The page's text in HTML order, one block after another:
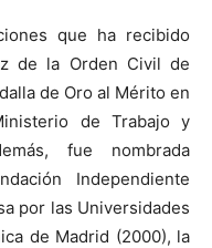
que ha recibido
de la Orden Civil de
de Oro al Mérito en
de Trabajo y
fue nombrada
Independiente
por las Universidades
de Madrid (2000), la